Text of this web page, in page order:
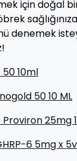
için doğal
denemek
10ml
50 10 ML
25mg
6 5mg x